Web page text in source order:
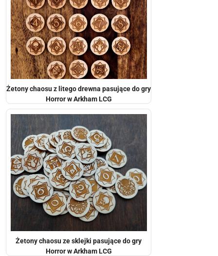
Żetony chaosu z litego drewna pasujące do gry
Horror w Arkham LCG
Żetony chaosu ze sklejki pasujące do gry
Horror w Arkham LCG